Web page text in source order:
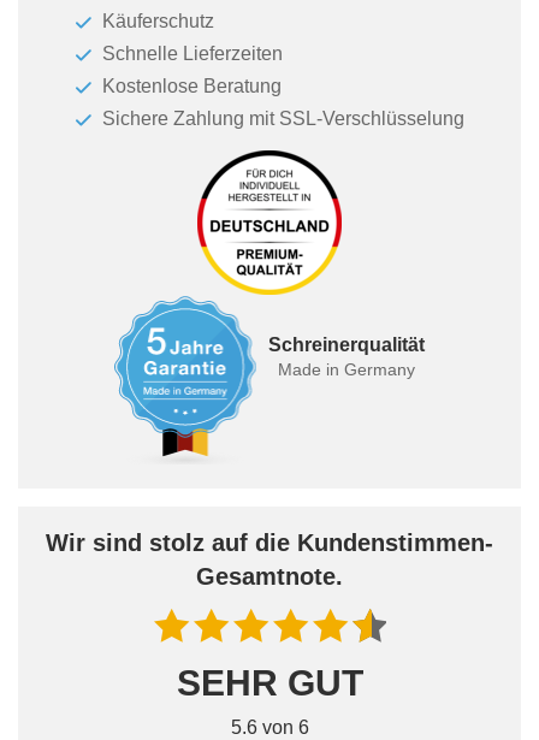
Käuferschutz
Schnelle Lieferzeiten
Kostenlose Beratung
Sichere Zahlung mit SSL-Verschlüsselung
Schreinerqualität
Made in Germany
Wir sind stolz auf die Kundenstimmen-
Gesamtnote.
SEHR GUT
5.6 von 6